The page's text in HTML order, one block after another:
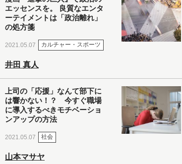
エッセンスを。 良質なエンタ
ーテイメントは「政治離れ」
の処方箋
2021.05.07 カルチャー・スポーツ
井田 真人
上司の「応援」なんて部下に
は響かない！？ 今すぐ職場
に導入するべきモチベーショ
ンアップの方法
2021.05.07 社会
山本マサヤ